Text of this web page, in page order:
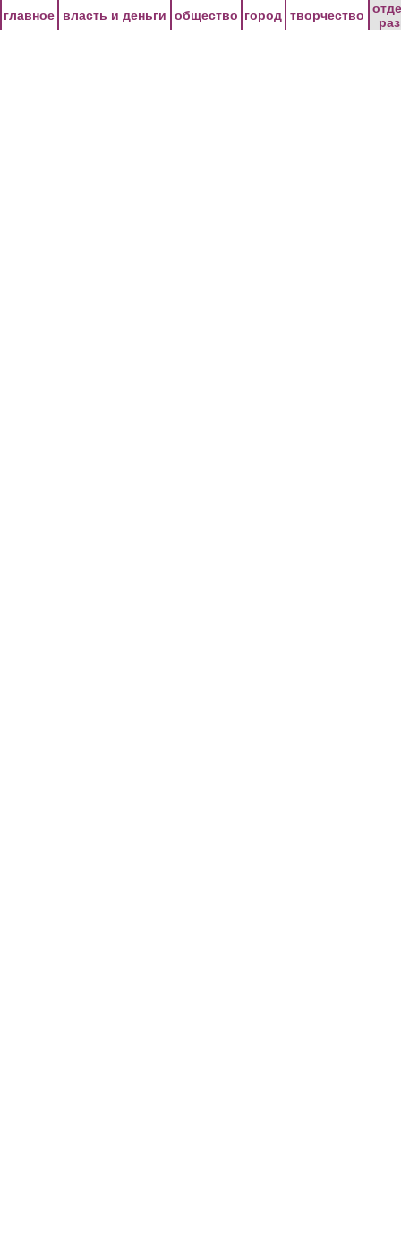
главное власть и деньги общество город творчество